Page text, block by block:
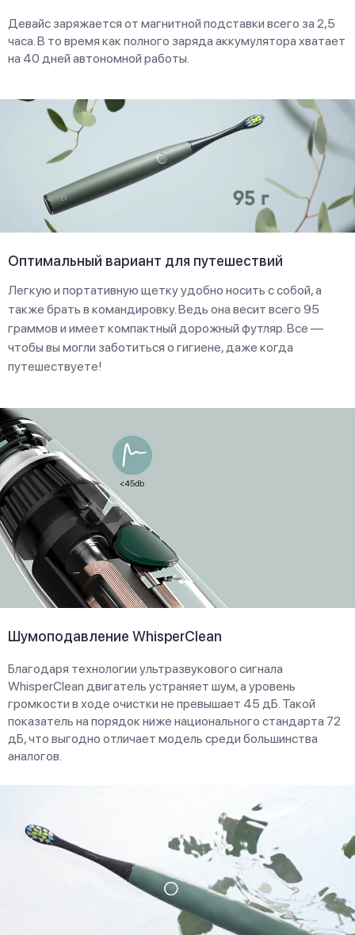
Девайс заряжается от магнитной подставки всего за 2,5
часа. В то время как полного заряда аккумулятора хватает
на 40 дней автономной работы.
Оптимальный вариант для путешествий
Легкую и портативную щетку удобно носить с собой, а
также брать в командировку. Ведь она весит всего 95
граммов и имеет компактный дорожный футляр. Все —
чтобы вы могли заботиться о гигиене, даже когда
путешествуете!
Шумоподавление WhisperClean
Благодаря технологии ультразвукового сигнала
WhisperClean двигатель устраняет шум, а уровень
громкости в ходе очистки не превышает 45 дБ. Такой
показатель на порядок ниже национального стандарта 72
дБ, что выгодно отличает модель среди большинства
аналогов.